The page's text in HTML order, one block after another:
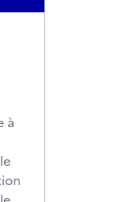
à